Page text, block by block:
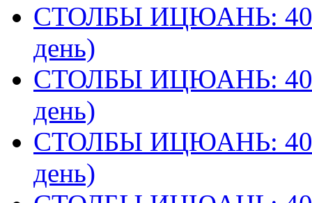
СТОЛБЫ ИЦЮАНЬ:
день)
СТОЛБЫ ИЦЮАНЬ:
день)
СТОЛБЫ ИЦЮАНЬ:
день)